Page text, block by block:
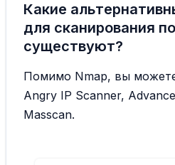
Какие
для сканирования
существуют?
Помимо Nmap, вы
Angry IP Scanner,
Masscan.